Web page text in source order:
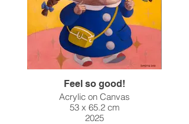
Feel so good!
Acrylic on Canvas
53 x 65.2 cm
2025